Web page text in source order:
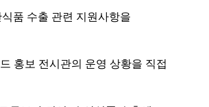
품 수출 관련 지원사항을
홍보 전시관의 운영 상황을 직접